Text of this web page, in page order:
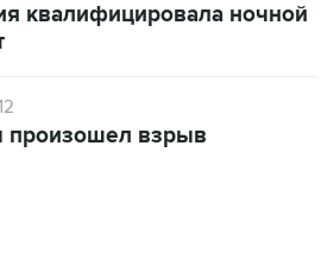
квалифицировала ночной
произошел взрыв